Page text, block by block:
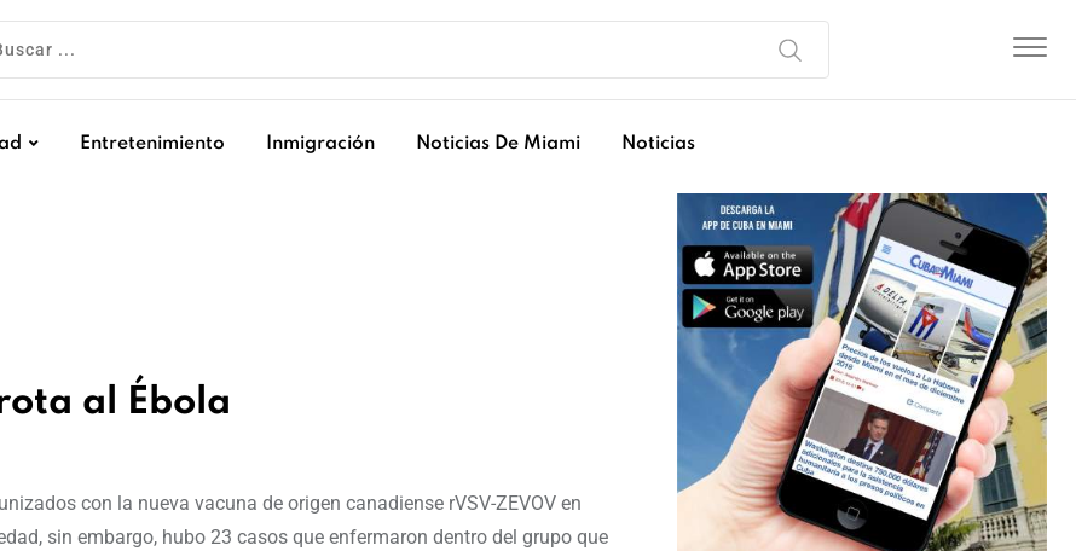
Entretenimiento Inmigración Noticias De Miami Noticias
al Ébola
con la nueva vacuna de origen canadiense rVSV-ZEVOV en
sin embargo, hubo 23 casos que enfermaron dentro del grupo que